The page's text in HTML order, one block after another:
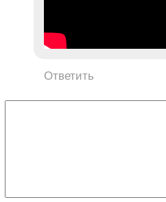
Ответить